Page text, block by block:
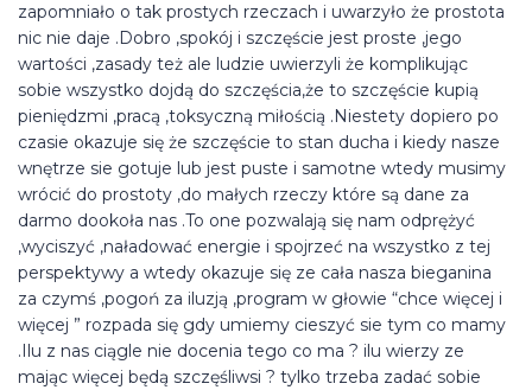
zapomniało o tak prostych rzeczach i uwarzyło że prostota
nic nie daje .Dobro ,spokój i szczęście jest proste ,jego
wartości ,zasady też ale ludzie uwierzyli że komplikując
sobie wszystko dojdą do szczęścia,że to szczęście kupią
pieniędzmi ,pracą ,toksyczną miłością .Niestety dopiero po
czasie okazuje się że szczęście to stan ducha i kiedy nasze
wnętrze sie gotuje lub jest puste i samotne wtedy musimy
wrócić do prostoty ,do małych rzeczy które są dane za
darmo dookoła nas .To one pozwalają się nam odprężyć
,wyciszyć ,naładować energie i spojrzeć na wszystko z tej
perspektywy a wtedy okazuje się ze cała nasza bieganina
za czymś ,pogoń za iluzją ,program w głowie “chce więcej i
więcej ” rozpada się gdy umiemy cieszyć sie tym co mamy
.Ilu z nas ciągle nie docenia tego co ma ? ilu wierzy ze
mając więcej będą szczęśliwsi ? tylko trzeba zadać sobie